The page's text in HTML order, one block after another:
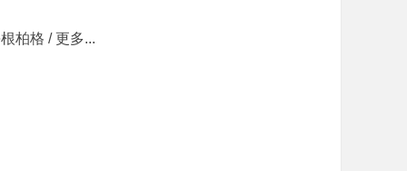
柏格 / 更多...